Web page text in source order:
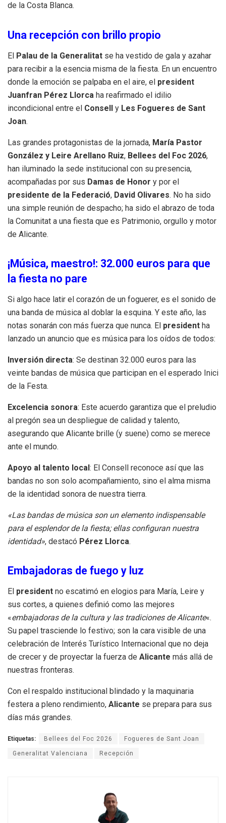
de la Costa Blanca.
Una recepción con brillo propio
El Palau de la Generalitat se ha vestido de gala y azahar
para recibir a la esencia misma de la fiesta. En un encuentro
donde la emoción se palpaba en el aire, el president
Juanfran Pérez Llorca ha reafirmado el idilio
incondicional entre el Consell y Les Fogueres de Sant
Joan.
Las grandes protagonistas de la jornada, María Pastor
González y Leire Arellano Ruiz, Bellees del Foc 2026,
han iluminado la sede institucional con su presencia,
acompañadas por sus Damas de Honor y por el
presidente de la Federació, David Olivares. No ha sido
una simple reunión de despacho; ha sido el abrazo de toda
la Comunitat a una fiesta que es Patrimonio, orgullo y motor
de Alicante.
¡Música, maestro!: 32.000 euros para que
la fiesta no pare
Si algo hace latir el corazón de un foguerer, es el sonido de
una banda de música al doblar la esquina. Y este año, las
notas sonarán con más fuerza que nunca. El president ha
lanzado un anuncio que es música para los oídos de todos:
Inversión directa: Se destinan 32.000 euros para las
veinte bandas de música que participan en el esperado Inici
de la Festa.
Excelencia sonora: Este acuerdo garantiza que el preludio
al pregón sea un despliegue de calidad y talento,
asegurando que Alicante brille (y suene) como se merece
ante el mundo.
Apoyo al talento local: El Consell reconoce así que las
bandas no son solo acompañamiento, sino el alma misma
de la identidad sonora de nuestra tierra.
«Las bandas de música son un elemento indispensable
para el esplendor de la fiesta; ellas configuran nuestra
identidad», destacó Pérez Llorca.
Embajadoras de fuego y luz
El president no escatimó en elogios para María, Leire y
sus cortes, a quienes definió como las mejores
«embajadoras de la cultura y las tradiciones de Alicante«.
Su papel trasciende lo festivo; son la cara visible de una
celebración de Interés Turístico Internacional que no deja
de crecer y de proyectar la fuerza de Alicante más allá de
nuestras fronteras.
Con el respaldo institucional blindado y la maquinaria
festera a pleno rendimiento, Alicante se prepara para sus
días más grandes.
Etiquetas: Bellees del Foc 2026 Fogueres de Sant Joan
Generalitat Valenciana Recepción